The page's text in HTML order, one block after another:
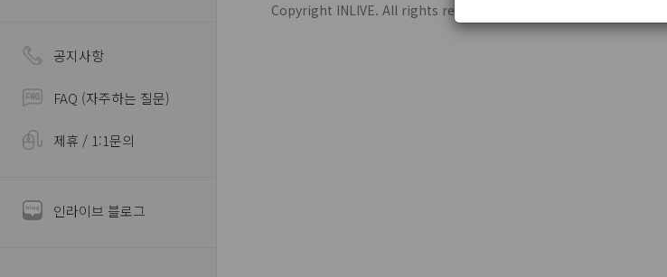
공지사항
FAQ (자주하는 질문)
제휴 / 1:1문의
인라이브 블로그
Copyright INLIVE. All rights reserved.